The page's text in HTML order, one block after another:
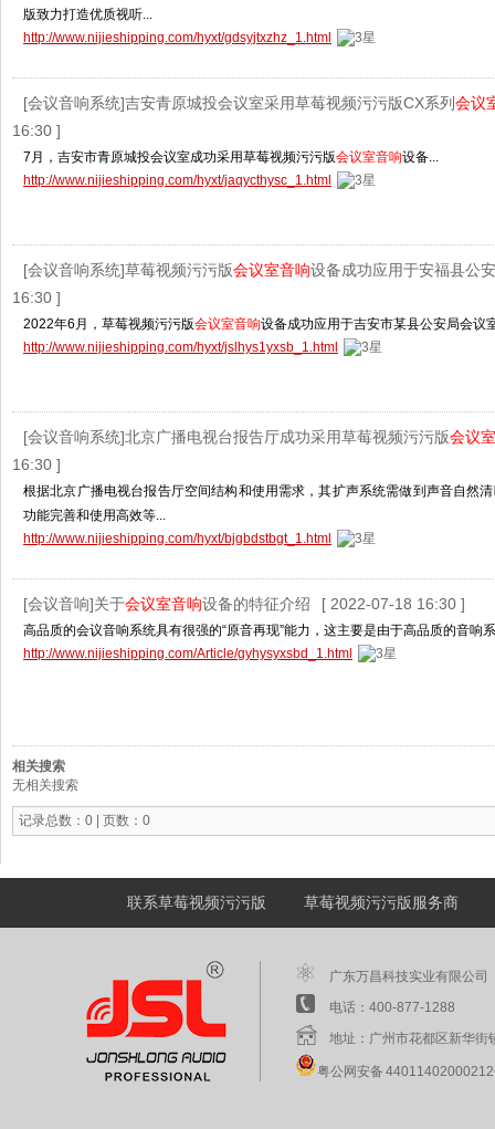
版致力打造优质视听...
http://www.nijieshipping.com/hyxt/gdsyjtxzhz_1.html
[会议音响系统]吉安青原城投会议室采用草莓视频污污版CX系列会议
16:30 ]
7月，吉安市青原城投会议室成功采用草莓视频污污版会议室音响设备...
http://www.nijieshipping.com/hyxt/jaqycthysc_1.html
[会议音响系统]草莓视频污污版会议室音响设备成功应用于安福县公
16:30 ]
2022年6月，草莓视频污污版会议室音响设备成功应用于吉安市某县公安局会议
http://www.nijieshipping.com/hyxt/jslhys1yxsb_1.html
[会议音响系统]北京广播电视台报告厅成功采用草莓视频污污版会议
16:30 ]
根据北京广播电视台报告厅空间结构和使用需求，其扩声系统需做到声音自然
功能完善和使用高效等...
http://www.nijieshipping.com/hyxt/bjgbdstbgt_1.html
[会议音响]关于会议室音响设备的特征介绍 [ 2022-07-18 16:30 ]
高品质的会议音响系统具有很强的“原音再现”能力，这主要是由于高品质的音响
http://www.nijieshipping.com/Article/gyhysyxsbd_1.html
相关搜索
无相关搜索
记录总数：0 | 页数：0
联系草莓视频污污版 草莓视频污污版服务商
广东万昌科技实业有限公
电话：400-877-1288
地址：广州市花都区新华街
粤公网安备